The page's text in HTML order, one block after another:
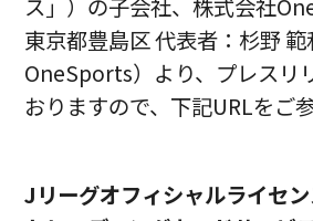
ス」）の子会社、株式会社
東京都豊島区 代表者：杉野 範
OneSports）より、プレスリ
おりますので、下記URLをご
Jリーグオフィシャルライセ